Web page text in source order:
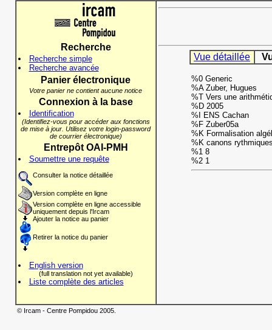
Recherche
Recherche simple
Recherche avancée
Panier électronique
Votre panier ne contient aucune notice
Connexion à la base
Identification
(Identifiez-vous pour accéder aux fonctions
de mise à jour. Utilisez votre login-password
de courrier électronique)
Entrepôt OAI-PMH
Soumettre une requête
Consulter la notice détaillée
Version complète en ligne
Version complète en ligne accessible
uniquement depuis l'Ircam
Ajouter la notice au panier
Retirer la notice du panier
English version
(full translation not yet available)
Liste complète des articles
Vue détaillée
%0 Generic
%A Zuber, Hugues
%T Vers une
%D 2005
%I ENS Cachan
%F Zuber05a
%K Formalisation
%K canons
%1 8
%2 1
© Ircam - Centre Pompidou 2005.